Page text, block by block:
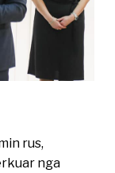
rus,
nga